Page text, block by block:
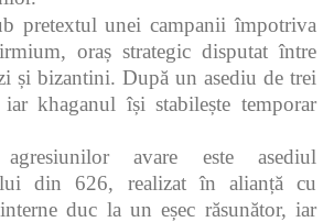
pretextul unei campanii împotriva
oraș strategic disputat între
și bizantini. După un asediu de trei
khaganul își stabilește temporar
avare este asediul
din 626, realizat în alianță cu
duc la un eșec răsunător, iar